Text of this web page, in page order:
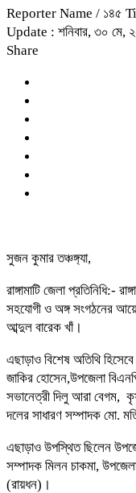
Reporter Name / ১৪৫
Update : শনিবার, ৩০ মে,
Share
সুজন কুমার তঞ্চঙ্গ্যা,
রাঙ্গামাটি জেলা প্রতিনিধি:-
সহযোগী ও অঙ্গ সংগঠনের
আব্দুল বারেক খাঁ।
এছাড়াও বিশেষ অতিথি
জাকির হোসেন,উপজেলা
সভানেত্রী দিলু আরা বেগম,
দলের সাধারণ সম্পাদক মো.
এছাড়াও উপস্থিত ছিলেন
সম্পাদক মিলন চাকমা,
(রায়ধন)।